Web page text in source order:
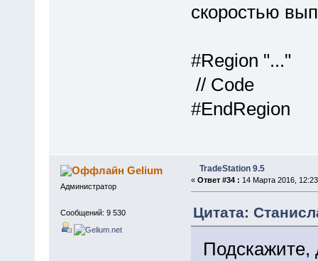
скоростью
#Region "..."
// Code
#EndRegion
Gelium
Администратор
Сообщений: 9 530
TradeStation 9.5
« Ответ #34 : 14 Марта 2016,
Цитата:
Подскажите,